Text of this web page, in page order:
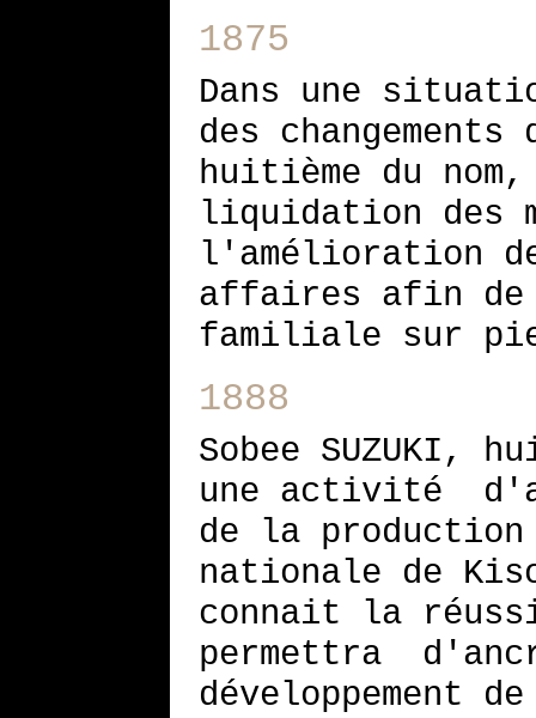
1875
Dans une
des
huitième du
liquidation des
l'amélioration
affaires afin
familiale sur
1888
Sobee SUZUKI,
une activité
de la
nationale de
connait la
permettra
développement